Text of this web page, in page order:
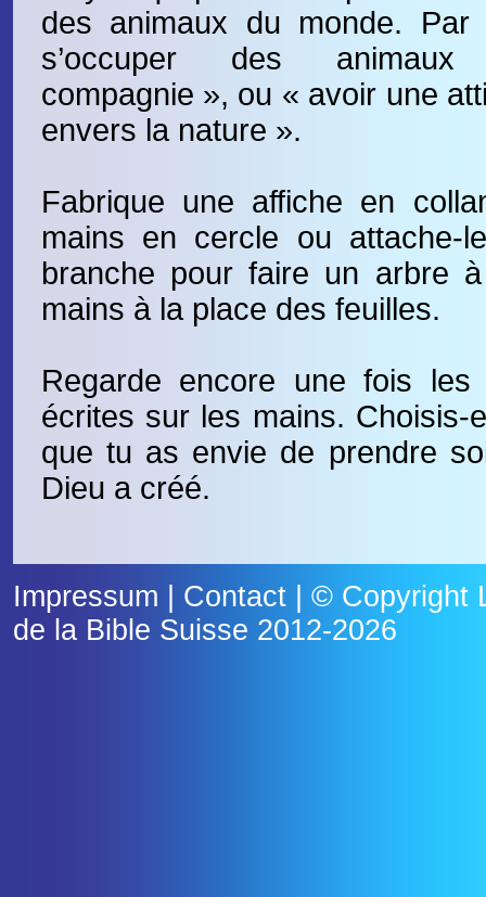
des animaux du monde. Par
s’occuper des animaux
compagnie », ou « avoir une
envers la nature ».
Fabrique une affiche en
mains en cercle ou attache-
branche pour faire un arbre
mains à la place des feuilles.
Regarde encore une fois
écrites sur les mains. Choisis-
que tu as envie de prendre
Dieu a créé.
Impressum Contact| © Copyright
de la Bible Suisse 2012-2026